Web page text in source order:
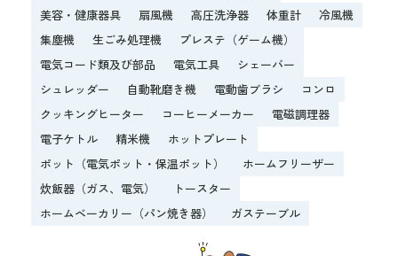
美容・健康器具
扇風機 高圧洗浄器 体重計
冷風機
集塵機
生ごみ処理機
プレステ（ゲーム機）
電気コード類及び部品
電気工具
シェーバー
シュレッダー
自動靴磨き機 電動歯ブラシ
コンロ
クッキングヒーター
コーヒーメーカー
電磁調理器
電子ケトル
精米機
ホットプレート
ポット（電気ポット・保温ポット）
ホームフリーザー
炊飯器（ガス、電気）
トースター
ホームベーカリー（パン焼き器）
ガステーブル